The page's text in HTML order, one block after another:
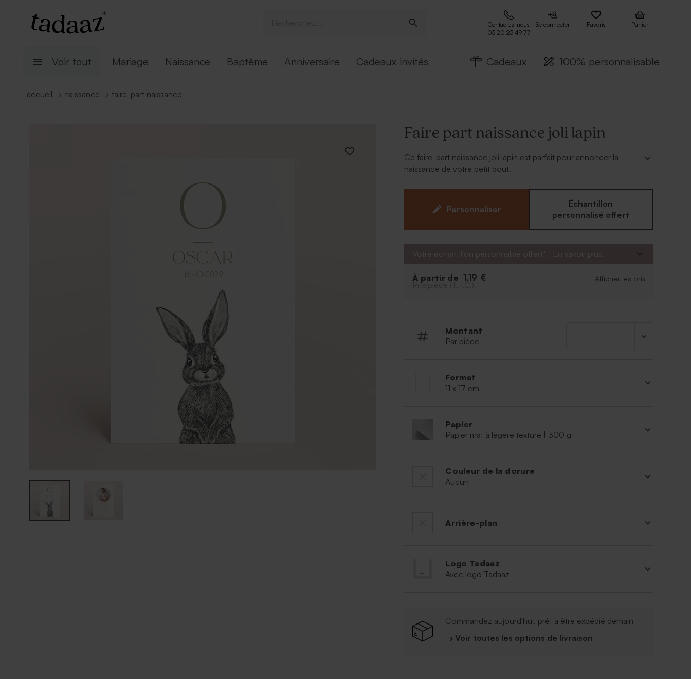
Contactez-nous
03 20 23 49 77
Se connecter Favoris Panier
Voir tout Mariage Naissance Baptême Anniversaire Cadeaux invités Cadeaux 100% personnalisable
accueil → naissance → faire-part naissance
Faire part naissance joli lapin
Ce faire-part naissance joli lapin est parfait pour annoncer la
naissance de votre petit bout.
Police et couleur de la police
Possibilité d'ajouter le symbole de votre choix grâce à notre
Personnaliser
Échantillon
personnalisé offert
Votre échantillon personnalisé offert* ! En savoir plus.
À partir de 1,19 € Afficher les prix
Prix/pièce (T.T.C.)
Montant
Par pièce
Format
11 x 17 cm
Papier
Papier mat à légère texture | 300 g
Couleur de la dorure
Aucun
Arrière-plan
Logo Tadaaz
Avec logo Tadaaz
Commandez aujourd'hui, prêt à être expédié demain
› Voir toutes les options de livraison